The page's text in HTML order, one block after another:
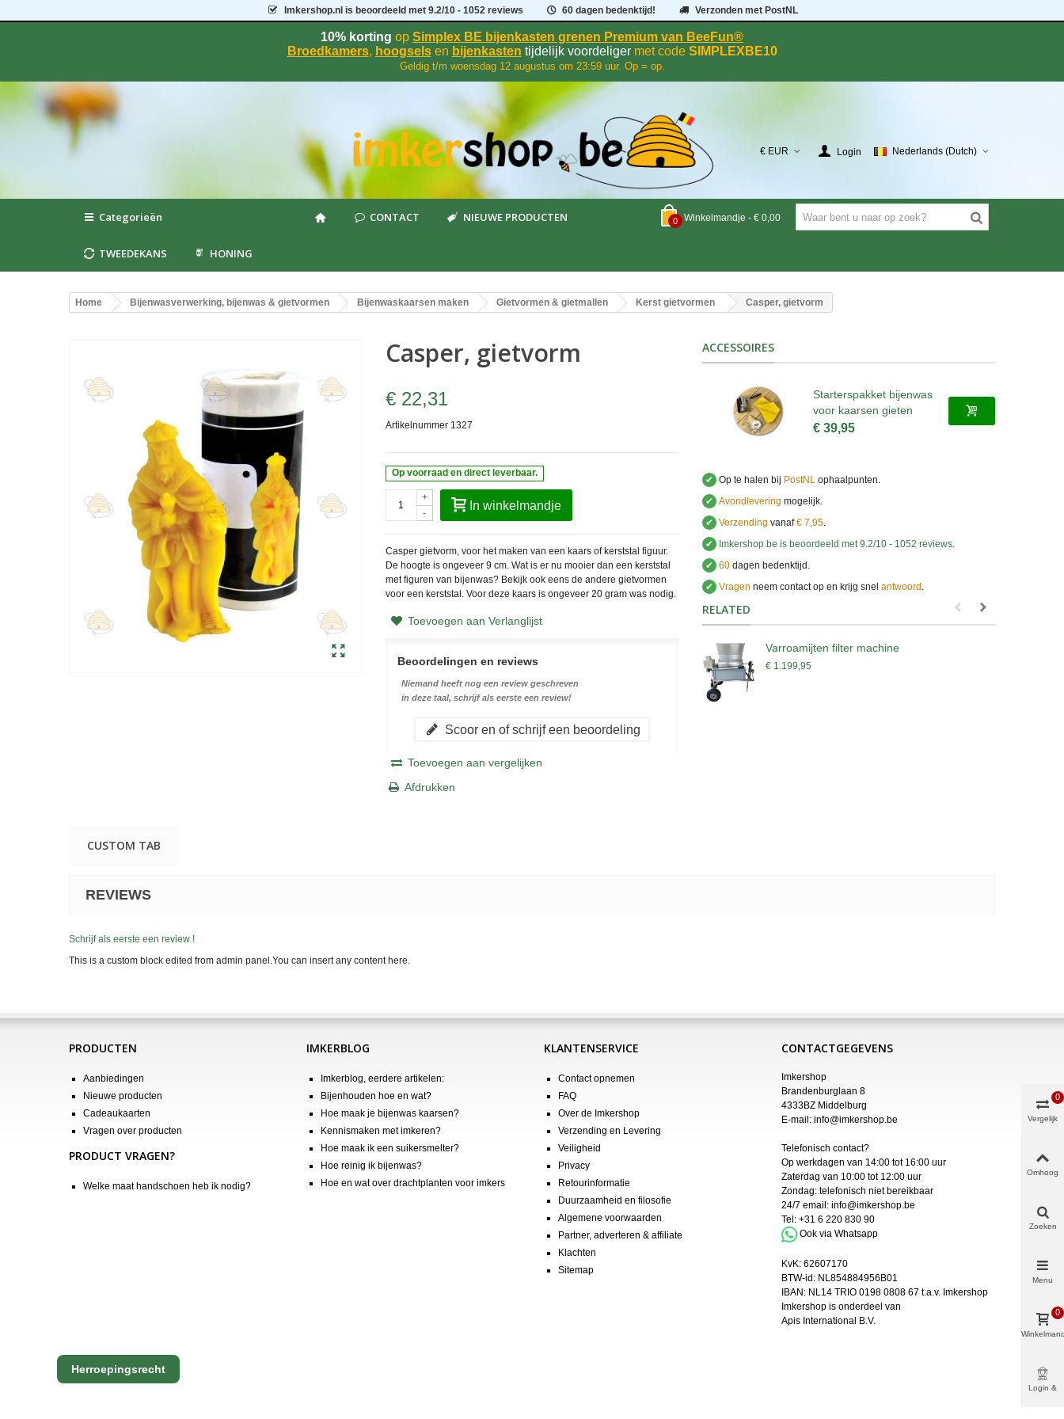
Imkershop.nl is beoordeeld met 9.2/10 - 1052 reviews 60 dagen bedenktijd! Verzonden met PostNL
10% korting op Simplex BE bijenkasten grenen Premium van BeeFun®
Broedkamers, hoogselsen bijenkasten tijdelijk voordeligermet codeSIMPLEXBE10
Geldig t/m woensdag 12 augustus om 23:59 uur. Op = op.
€ EUR Login Nederlands (Dutch)
0 Winkelmandje - € 0,00
Categorieën CONTACT NIEUWE PRODUCTEN
TWEEDEKANS HONING
Home Bijenwasverwerking, bijenwas & gietvormen Bijenwaskaarsen maken Gietvormen & gietmallen Kerst gietvormen Casper, gietvorm
Casper, gietvorm
€ 22,31
Artikelnummer 1327
Op voorraad en direct leverbaar.
-
+
In winkelmandje
Casper gietvorm, voor het maken van een kaars of kerststal figuur.
De hoogte is ongeveer 9 cm. Wat is er nu mooier dan een kerststal
met figuren van bijenwas? Bekijk ook eens de andere gietvormen
voor een kerststal. Voor deze kaars is ongeveer 20 gram was nodig.
Toevoegen aan Verlanglijst
Beoordelingen en reviews
Niemand heeft nog een review geschreven
in deze taal, schrijf als eerste een review!
Scoor en of schrijf een beoordeling
Toevoegen aan vergelijken
Afdrukken
ACCESSOIRES
Starterspakket bijenwas
voor kaarsen gieten
€ 39,95
✔ Op te halen bij PostNLophaalpunten.
✔ Avondlevering mogelijk.
✔ Verzending vanaf€ 7,95.
✔
Imkershop.be is beoordeeld met9.2/10 -1052 reviews.
✔ 60dagen bedenktijd.
✔ Vragen neem contact op en krijg snel antwoord ..
RELATED
Varroamijten filter machine
€ 1.199,95
CUSTOM TAB
REVIEWS
Schrijf als eerste een review !
This is a custom block edited from admin panel.You can insert any content here.
PRODUCTEN
Aanbiedingen
Nieuwe producten
Cadeaukaarten
Vragen over producten
PRODUCT VRAGEN?
Welke maat handschoen heb ik nodig?
IMKERBLOG
Imkerblog, eerdere artikelen:
Bijenhouden hoe en wat?
Hoe maak je bijenwas kaarsen?
Kennismaken met imkeren?
Hoe maak ik een suikersmelter?
Hoe reinig ik bijenwas?
Hoe en wat over drachtplanten voor imkers
KLANTENSERVICE
Contact opnemen
FAQ
Over de Imkershop
Verzending en Levering
Veiligheid
Privacy
Retourinformatie
Duurzaamheid en filosofie
Algemene voorwaarden
Partner, adverteren & affiliate
Klachten
Sitemap
CONTACTGEGEVENS
Imkershop
Brandenburglaan 8
4333BZ Middelburg
E-mail: info@imkershop.be
Telefonisch contact?
Op werkdagen van 14:00 tot 16:00 uur
Zaterdag van 10:00 tot 12:00 uur
Zondag: telefonisch niet bereikbaar
24/7 email: info@imkershop.be
Tel: +31 6 220 830 90
Ook via Whatsapp
KvK: 62607170
BTW-id: NL854884956B01
IBAN: NL14 TRIO 0198 0808 67 t.a.v. Imkershop
Imkershop is onderdeel van
Apis International B.V.
Herroepingsrecht
Vergelijk
0
Omhoog
Zoeken
Menu
0
Login &